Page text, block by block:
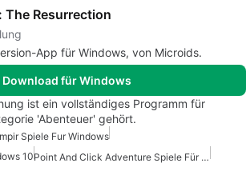
The Resurrection
App für Windows, von Microids.
Download für Windows
ist ein vollständiges Programm für
'Abenteuer' gehört.
Spiele Fur Windows
10
Point And Click Adventure Spiele Für Windows